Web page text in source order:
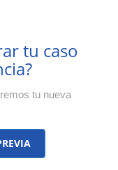
tu caso
tu nueva